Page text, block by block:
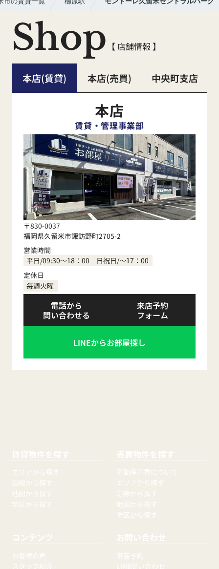
Shop 【 店舗情報 】
本店(賃貸) 本店(売買) 中央町支店
本店
賃貸・管理事業部
〒830-0037
福岡県久留米市諏訪野町2705-2
営業時間
平日/09:30～18：00 日祝日/～17：00
定休日
毎週火曜
電話から
問い合わせる
来店予約
フォーム
LINEからお部屋探し
賃貸物件を探す
エリアから探す
沿線から探す
地図から探す
学区から探す
売買物件を探す
不動産売買について
エリアから探す
沿線から探す
地図から探す
学区から探す
コンテンツ
お客様の声
スタッフ紹介
お問い合わせ
来店予約
LINE問い合わせ